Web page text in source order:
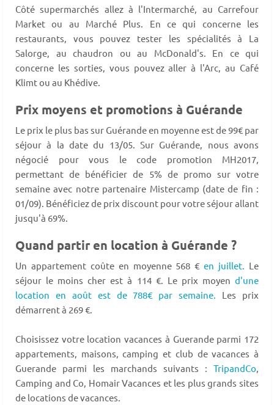
Côté supermarchés allez à l'Intermarché, au Carrefour
Market ou au Marché Plus. En ce qui concerne les
restaurants, vous pouvez tester les spécialités à La
Salorge, au chaudron ou au McDonald's. En ce qui
concerne les sorties, vous pouvez aller à l'Arc, au Café
Klimt ou au Khédive.
Prix moyens et promotions à Guérande
Le prix le plus bas sur Guérande en moyenne est de 99€ par
séjour à la date du 13/05. Sur Guérande, nous avons
négocié pour vous le code promotion MH2017,
permettant de bénéficier de 5% de promo sur votre
semaine avec notre partenaire Mistercamp (date de fin :
01/09). Bénéficiez de prix discount pour votre séjour allant
jusqu'à 69%.
Quand partir en location à Guérande ?
Un appartement coûte en moyenne 568 €en juillet. Le
séjour le moins cher est à 114 €. Le prix moyen d'une
location en août est de 788€ par semaine. Les prix
démarrent à 269 €.
Choisissez votre location vacances à Guerande parmi 172
appartements, maisons, camping et club de vacances à
Guerande parmi les marchands suivants : TripandCo,
Camping and Co, Homair Vacances et les plus grands sites
de locations de vacances.